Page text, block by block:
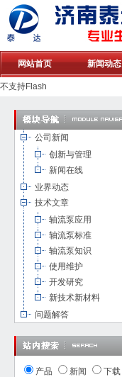
网站首页 新闻动态
不支持Flash
公司新闻
创新与管理
新闻在线
业界动态
技术文章
轴流泵应用
轴流泵标准
轴流泵知识
使用维护
开发研究
新技术新材料
问题解答
产品 新闻 下载